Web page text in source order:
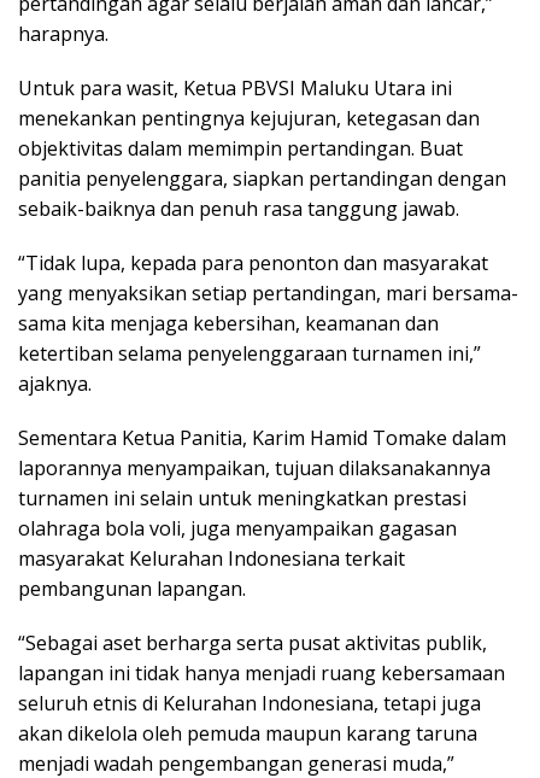
harapnya.
Untuk para wasit, Ketua PBVSI Maluku Utara ini
menekankan pentingnya kejujuran, ketegasan dan
objektivitas dalam memimpin pertandingan. Buat
panitia penyelenggara, siapkan pertandingan dengan
sebaik-baiknya dan penuh rasa tanggung jawab.
“Tidak lupa, kepada para penonton dan masyarakat
yang menyaksikan setiap pertandingan, mari bersama-
sama kita menjaga kebersihan, keamanan dan
ketertiban selama penyelenggaraan turnamen ini,”
ajaknya.
Sementara Ketua Panitia, Karim Hamid Tomake dalam
laporannya menyampaikan, tujuan dilaksanakannya
turnamen ini selain untuk meningkatkan prestasi
olahraga bola voli, juga menyampaikan gagasan
masyarakat Kelurahan Indonesiana terkait
pembangunan lapangan.
“Sebagai aset berharga serta pusat aktivitas publik,
lapangan ini tidak hanya menjadi ruang kebersamaan
seluruh etnis di Kelurahan Indonesiana, tetapi juga
akan dikelola oleh pemuda maupun karang taruna
menjadi wadah pengembangan generasi muda,”